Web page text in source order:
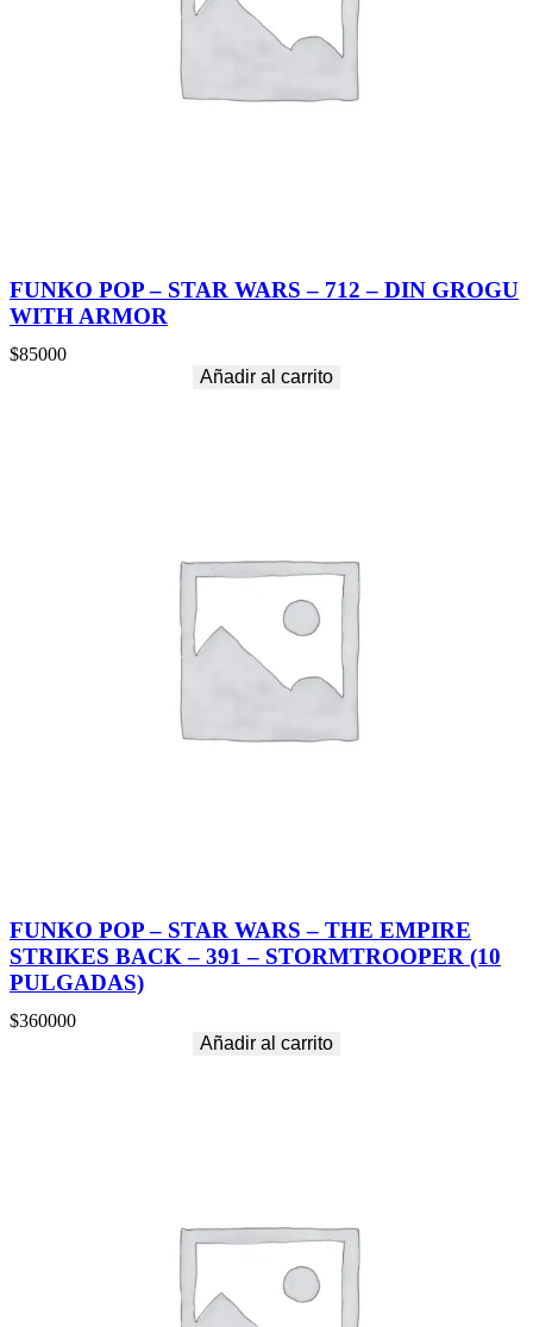
FUNKO POP – STAR WARS – 712 – DIN GROGU
WITH ARMOR
$85000
Añadir al carrito
FUNKO POP – STAR WARS – THE EMPIRE
STRIKES BACK – 391 – STORMTROOPER (10
PULGADAS)
$360000
Añadir al carrito